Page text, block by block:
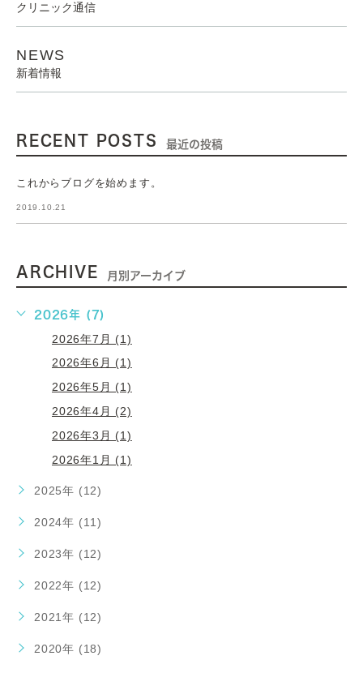
クリニック通信
NEWS
新着情報
RECENT POSTS 最近の投稿
これからブログを始めます。
2019.10.21
ARCHIVE 月別アーカイブ
2026年 (7)
2026年7月 (1)
2026年6月 (1)
2026年5月 (1)
2026年4月 (2)
2026年3月 (1)
2026年1月 (1)
2025年 (12)
2024年 (11)
2023年 (12)
2022年 (12)
2021年 (12)
2020年 (18)